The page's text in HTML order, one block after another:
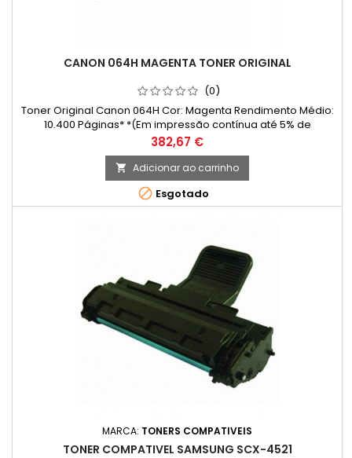
CANON 064H MAGENTA TONER ORIGINAL
(0)
Toner Original Canon 064H Cor: Magenta Rendimento Médio:
10.400 Páginas* *(Em impressão contínua até 5% de
cobertura de uma Folha A4)
Preço
382,67 €
 Adicionar ao carrinho
 Esgotado
MARCA: TONERS COMPATIVEIS
TONER COMPATIVEL SAMSUNG SCX-4521